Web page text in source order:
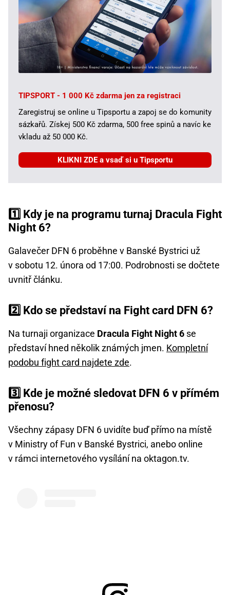
TIPSPORT - 1 000 Kč zdarma jen za registraci
Zaregistruj se online u Tipsportu a zapoj se do komunity
sázkařů. Získej 500 Kč zdarma, 500 free spinů a navíc ke
vkladu až 50 000 Kč.
KLIKNI ZDE a vsaď si u Tipsportu
1️⃣ Kdy je na programu turnaj Dracula Fight
Night 6?
Galavečer DFN 6 proběhne v Banské Bystrici už
v sobotu 12. února od 17:00. Podrobnosti se dočtete
uvnitř článku.
2️⃣ Kdo se představí na Fight card DFN 6?
Na turnaji organizace Dracula Fight Night 6 se
představí hned několik známých jmen. Kompletní
podobu fight card najdete zde.
3️⃣ Kde je možné sledovat DFN 6 v přímém
přenosu?
Všechny zápasy DFN 6 uvidíte buď přímo na místě
v Ministry of Fun v Banské Bystrici, anebo online
v rámci internetového vysílání na oktagon.tv.